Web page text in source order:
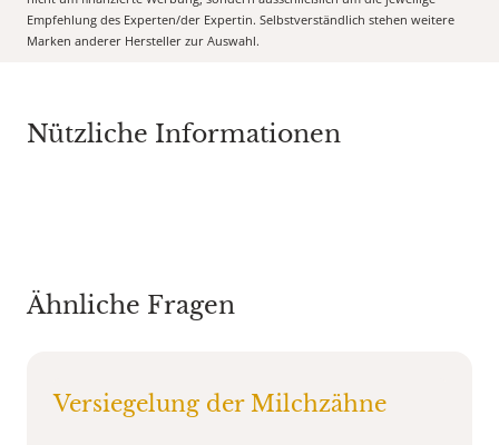
Empfehlung des Experten/der Expertin. Selbstverständlich stehen weitere
Marken anderer Hersteller zur Auswahl.
Nützliche Informationen
Ähnliche Fragen
Versiegelung der Milchzähne